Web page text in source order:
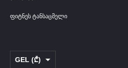
ფიტნეს ტანსაცმელი
GEL (₾)